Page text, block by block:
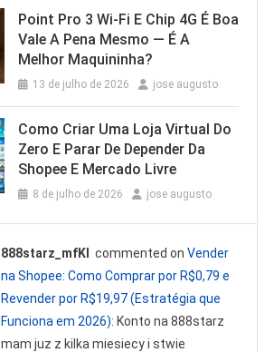
Point Pro 3 Wi‑Fi E Chip 4G É Boa
Vale A Pena Mesmo — É A
Melhor Maquininha?
13 de julho de 2026 jose augusto
Como Criar Uma Loja Virtual Do
Zero E Parar De Depender Da
Shopee E Mercado Livre
8 de julho de 2026 jose augusto
888starz_mfKl commented onVender
na Shopee: Como Comprar por R$0,79 e
Revender por R$19,97 (Estratégia que
Funciona em 2026): Konto na 888starz
mam juz z kilka miesiecy i stwie